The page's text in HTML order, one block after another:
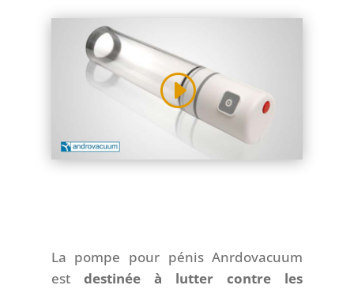
La pompe pour pénis Anrdovacuum
est destinée à lutter contre les